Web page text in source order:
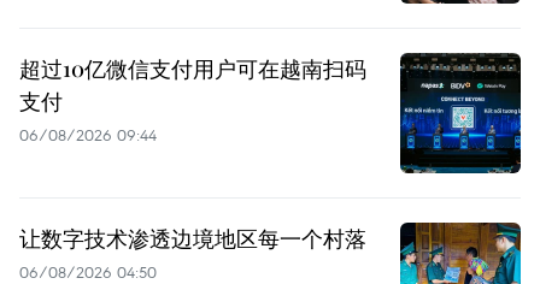
超过10亿微信支付用户可在越南扫码
支付
06/08/2026 09:44
让数字技术渗透边境地区每一个村落
06/08/2026 04:50